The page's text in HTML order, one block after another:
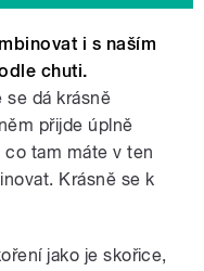
i s naším
chuti.
se dá krásně
přijde úplně
co tam máte v ten
Krásně se k
jako je skořice,